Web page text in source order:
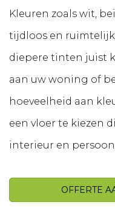
Kleuren zoals wit,
tijdloos en
diepere tinten juist
aan uw woning of
hoeveelheid aan
een vloer te kiezen
interieur en
OFFERTE